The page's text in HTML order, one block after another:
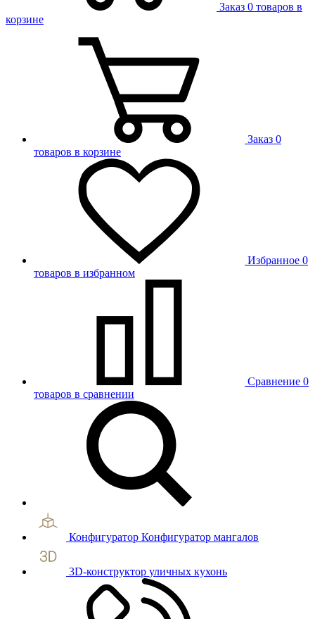
Заказ 0 товаров в
корзине
Заказ 0
товаров в корзине
Избранное 0
товаров в избранном
Сравнение 0
товаров в сравнении
Конфигуратор Конфигуратор мангалов
3D-конструктор уличных кухонь